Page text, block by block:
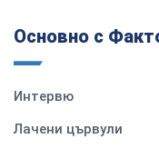
Основно с
Интервю
Лачени цървули